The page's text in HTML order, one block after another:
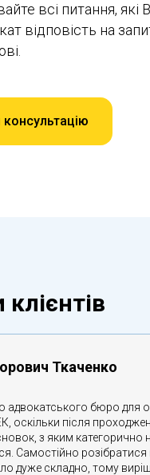
всі питання, які
відповість на
клієнтів
Ткаченко
адвокатського бюро для
оскільки після
з яким категорично
Самостійно розібратися
дуже складно, тому